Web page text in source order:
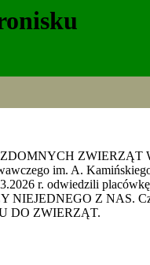
ZWIERZĄT
im. A.
r. odwiedzili
Z NAS.
DO ZWIERZĄT.